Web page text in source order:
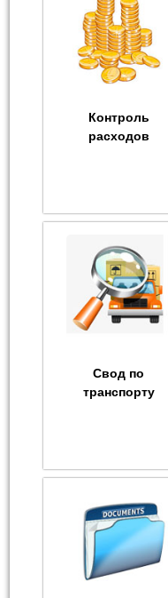
Контроль
расходов
Свод по
транспорту